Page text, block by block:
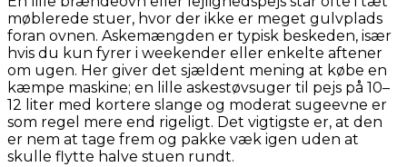
møblerede stuer, hvor der ikke er meget gulvplads
foran ovnen. Askemængden er typisk beskeden, især
hvis du kun fyrer i weekender eller enkelte aftener
om ugen. Her giver det sjældent mening at købe en
kæmpe maskine; en lille askestøvsuger til pejs på 10–
12 liter med kortere slange og moderat sugeevne er
som regel mere end rigeligt. Det vigtigste er, at den
er nem at tage frem og pakke væk igen uden at
skulle flytte halve stuen rundt.